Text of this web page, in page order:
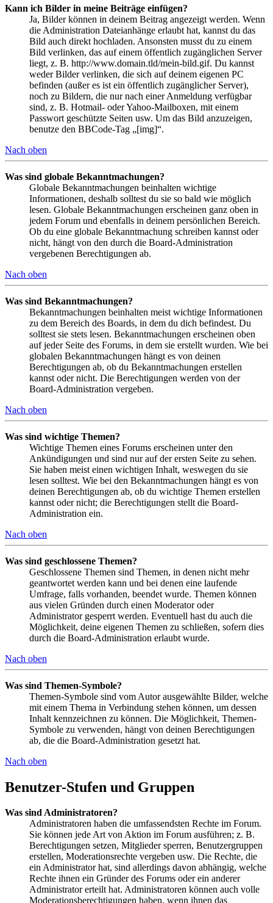
Kann ich Bilder in meine Beiträge einfügen?
Ja, Bilder können in deinem Beitrag angezeigt werden. Wenn
die Administration Dateianhänge erlaubt hat, kannst du das
Bild auch direkt hochladen. Ansonsten musst du zu einem
Bild verlinken, das auf einem öffentlich zugänglichen Server
liegt, z. B. http://www.domain.tld/mein-bild.gif. Du kannst
weder Bilder verlinken, die sich auf deinem eigenen PC
befinden (außer es ist ein öffentlich zugänglicher Server),
noch zu Bildern, die nur nach einer Anmeldung verfügbar
sind, z. B. Hotmail- oder Yahoo-Mailboxen, mit einem
Passwort geschützte Seiten usw. Um das Bild anzuzeigen,
benutze den BBCode-Tag „[img]“.
Nach oben
Was sind globale Bekanntmachungen?
Globale Bekanntmachungen beinhalten wichtige
Informationen, deshalb solltest du sie so bald wie möglich
lesen. Globale Bekanntmachungen erscheinen ganz oben in
jedem Forum und ebenfalls in deinem persönlichen Bereich.
Ob du eine globale Bekanntmachung schreiben kannst oder
nicht, hängt von den durch die Board-Administration
vergebenen Berechtigungen ab.
Nach oben
Was sind Bekanntmachungen?
Bekanntmachungen beinhalten meist wichtige Informationen
zu dem Bereich des Boards, in dem du dich befindest. Du
solltest sie stets lesen. Bekanntmachungen erscheinen oben
auf jeder Seite des Forums, in dem sie erstellt wurden. Wie bei
globalen Bekanntmachungen hängt es von deinen
Berechtigungen ab, ob du Bekanntmachungen erstellen
kannst oder nicht. Die Berechtigungen werden von der
Board-Administration vergeben.
Nach oben
Was sind wichtige Themen?
Wichtige Themen eines Forums erscheinen unter den
Ankündigungen und sind nur auf der ersten Seite zu sehen.
Sie haben meist einen wichtigen Inhalt, weswegen du sie
lesen solltest. Wie bei den Bekanntmachungen hängt es von
deinen Berechtigungen ab, ob du wichtige Themen erstellen
kannst oder nicht; die Berechtigungen stellt die Board-
Administration ein.
Nach oben
Was sind geschlossene Themen?
Geschlossene Themen sind Themen, in denen nicht mehr
geantwortet werden kann und bei denen eine laufende
Umfrage, falls vorhanden, beendet wurde. Themen können
aus vielen Gründen durch einen Moderator oder
Administrator gesperrt werden. Eventuell hast du auch die
Möglichkeit, deine eigenen Themen zu schließen, sofern dies
durch die Board-Administration erlaubt wurde.
Nach oben
Was sind Themen-Symbole?
Themen-Symbole sind vom Autor ausgewählte Bilder, welche
mit einem Thema in Verbindung stehen können, um dessen
Inhalt kennzeichnen zu können. Die Möglichkeit, Themen-
Symbole zu verwenden, hängt von deinen Berechtigungen
ab, die die Board-Administration gesetzt hat.
Nach oben
Benutzer-Stufen und Gruppen
Was sind Administratoren?
Administratoren haben die umfassendsten Rechte im Forum.
Sie können jede Art von Aktion im Forum ausführen; z. B.
Berechtigungen setzen, Mitglieder sperren, Benutzergruppen
erstellen, Moderationsrechte vergeben usw. Die Rechte, die
ein Administrator hat, sind allerdings davon abhängig, welche
Rechte ihnen ein Gründer des Forums oder ein anderer
Administrator erteilt hat. Administratoren können auch volle
Moderationsberechtigungen haben, wenn ihnen das